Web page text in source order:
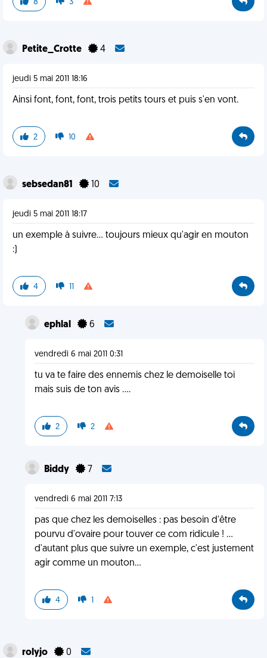
8 3
Petite_Crotte 4
jeudi 5 mai 2011 18:16
Ainsi font, font, font, trois petits tours et puis s'en vont.
2 10
sebsedan81 10
jeudi 5 mai 2011 18:17
un exemple à suivre... toujours mieux qu'agir en mouton
:)
4 11
ephlal 6
vendredi 6 mai 2011 0:31
tu va te faire des ennemis chez le demoiselle toi
mais suis de ton avis ....
2 2
Biddy 7
vendredi 6 mai 2011 7:13
pas que chez les demoiselles : pas besoin d'être
pourvu d'ovaire pour touver ce com ridicule ! ...
d'autant plus que suivre un exemple, c'est justement
agir comme un mouton...
4 1
rolyjo 0